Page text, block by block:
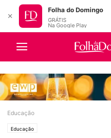
Educação
Educação
✕
Folha do Domingo
GRÁTIS
Na Google Play